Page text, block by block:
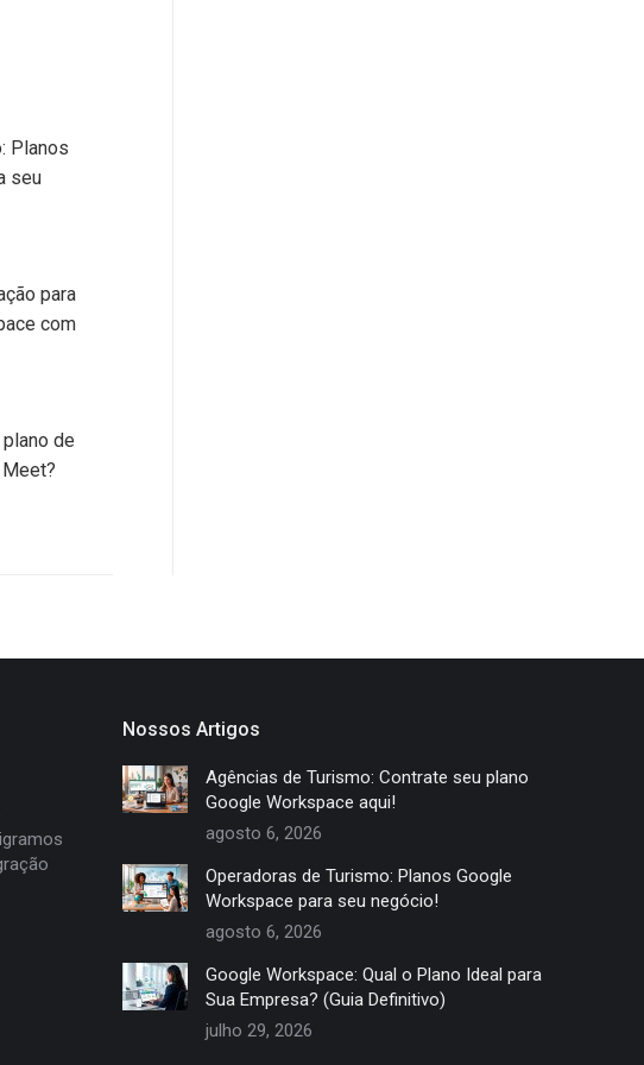
Planos
seu
para
com
de
Nossos Artigos
Agências de Turismo: Contrate seu plano
Google Workspace aqui!
agosto 6, 2026
Operadoras de Turismo: Planos Google
Workspace para seu negócio!
agosto 6, 2026
Google Workspace: Qual o Plano Ideal para
Sua Empresa? (Guia Definitivo)
julho 29, 2026